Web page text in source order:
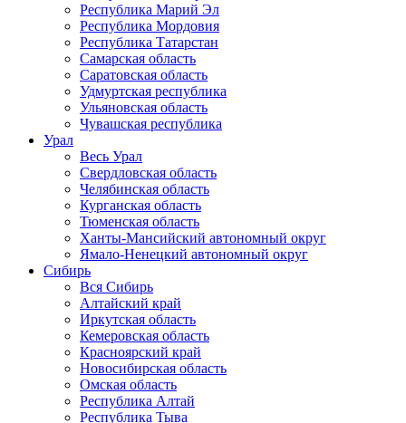
Республика Марий Эл
Республика Мордовия
Республика Татарстан
Самарская область
Саратовская область
Удмуртская республика
Ульяновская область
Чувашская республика
Урал
Весь Урал
Свердловская область
Челябинская область
Курганская область
Тюменская область
Ханты-Мансийский автономный округ
Ямало-Ненецкий автономный округ
Сибирь
Вся Сибирь
Алтайский край
Иркутская область
Кемеровская область
Красноярский край
Новосибирская область
Омская область
Республика Алтай
Республика Тыва